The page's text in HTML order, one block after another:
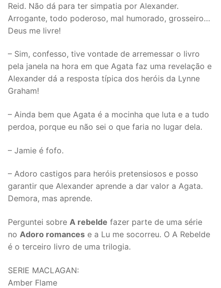
Reid. Não dá para ter simpatia por Alexander.
Arrogante, todo poderoso, mal humorado, grosseiro…
Deus me livre!
– Sim, confesso, tive vontade de arremessar o livro
pela janela na hora em que Agata faz uma revelação e
Alexander dá a resposta típica dos heróis da Lynne
Graham!
– Ainda bem que Agata é a mocinha que luta e a tudo
perdoa, porque eu não sei o que faria no lugar dela.
– Jamie é fofo.
– Adoro castigos para heróis pretensiosos e posso
garantir que Alexander aprende a dar valor a Agata.
Demora, mas aprende.
Perguntei sobre A rebelde fazer parte de uma série
no Adoro romances e a Lu me socorreu. O A Rebelde
é o terceiro livro de uma trilogia.
SERIE MACLAGAN:
Amber Flame